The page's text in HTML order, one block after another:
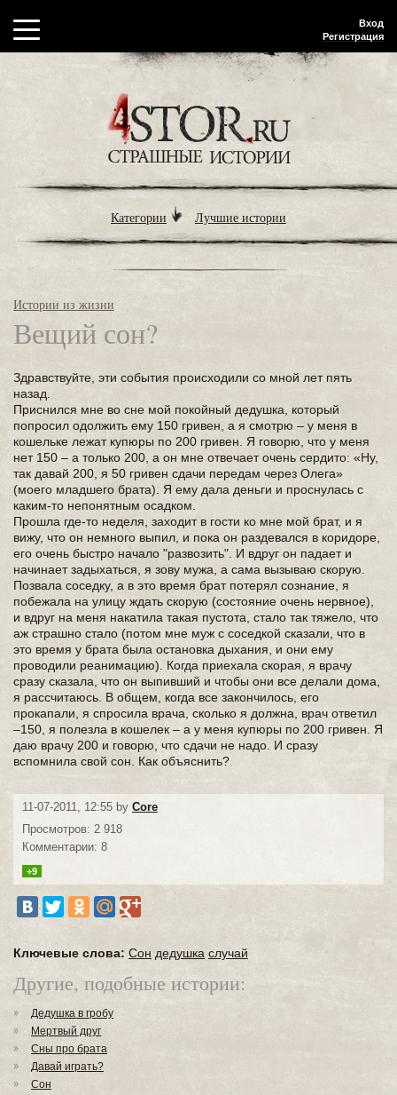
Вход
Регистрация
Категории Лучшие истории
Истории из жизни
Вещий сон?
Здравствуйте, эти события происходили со мной лет пять
назад.
Приснился мне во сне мой покойный дедушка, который
попросил одолжить ему 150 гривен, а я смотрю – у меня в
кошельке лежат купюры по 200 гривен. Я говорю, что у меня
нет 150 – а только 200, а он мне отвечает очень сердито: «Ну,
так давай 200, я 50 гривен сдачи передам через Олега»
(моего младшего брата). Я ему дала деньги и проснулась с
каким-то непонятным осадком.
Прошла где-то неделя, заходит в гости ко мне мой брат, и я
вижу, что он немного выпил, и пока он раздевался в коридоре,
его очень быстро начало "развозить". И вдруг он падает и
начинает задыхаться, я зову мужа, а сама вызываю скорую.
Позвала соседку, а в это время брат потерял сознание, я
побежала на улицу ждать скорую (состояние очень нервное),
и вдруг на меня накатила такая пустота, стало так тяжело, что
аж страшно стало (потом мне муж с соседкой сказали, что в
это время у брата была остановка дыхания, и они ему
проводили реанимацию). Когда приехала скорая, я врачу
сразу сказала, что он выпивший и чтобы они все делали дома,
я рассчитаюсь. В общем, когда все закончилось, его
прокапали, я спросила врача, сколько я должна, врач ответил
–150, я полезла в кошелек – а у меня купюры по 200 гривен. Я
даю врачу 200 и говорю, что сдачи не надо. И сразу
вспомнила свой сон. Как объяснить?
11-07-2011, 12:55 by Core
Просмотров: 2 918
Комментарии: 8
+9
Ключевые слова: Сон дедушка случай
Другие, подобные истории:
Дедушка в гробу
Мертвый друг
Сны про брата
Давай играть?
Сон